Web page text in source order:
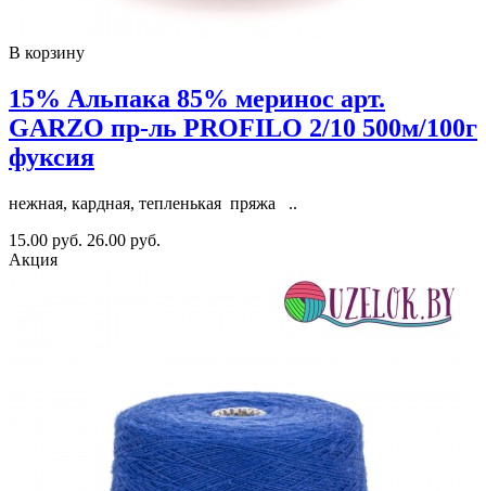
В корзину
15% Альпака 85% меринос арт.
GARZO пр-ль PROFILO 2/10 500м/100г
фуксия
нежная, кардная, тепленькая пряжа ..
15.00 руб. 26.00 руб.
Акция